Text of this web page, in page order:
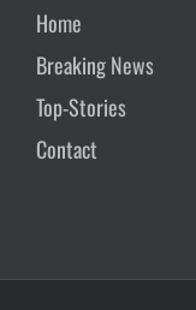
Home
Breaking News
Top-Stories
Contact